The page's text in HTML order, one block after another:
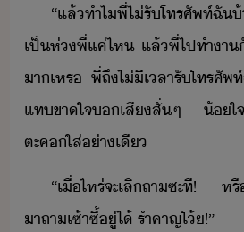
​“​แล้​ทำไ​พี่​ไ่​รัโทรศัพท์​ฉั
เป็ห่​พี่​แค่ไห​ ​แล้​พี่​ไป​ทำา
า​เหร​ ​พี่​ถึ​ไ่ีเลา​รัโทรศั
แท​ขาใจ​​เสีสั่​ๆ​ ​้
ตะค​ใส่​่า​เี
​“​เื่ไหร่​จะ​เลิ​ถา​ซะ​ที​!​
าถา​เซ้าซี้​ู่​ไ้​ ​รำคาญ​โ้​!​”​